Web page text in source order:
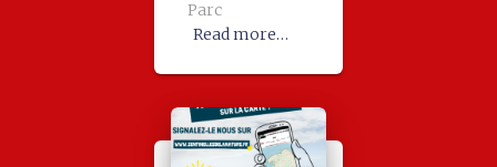
Parc
Read more…